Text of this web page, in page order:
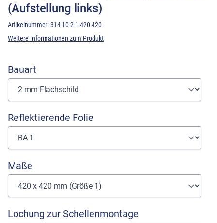
(Aufstellung links)
Artikelnummer:314-10-2-1-420-420
Weitere Informationen zum Produkt
Bauart
Reflektierende Folie
Maße
Lochung zur Schellenmontage